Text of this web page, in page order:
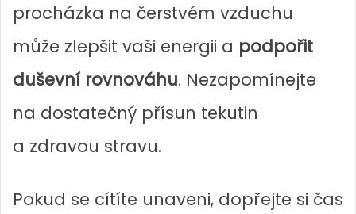
procházka na čerstvém vzduchu
může zlepšit vaši energii a podpořit
duševní rovnováhu. Nezapomínejte
na dostatečný přísun tekutin
a zdravou stravu.
Pokud se cítíte unaveni, dopřejte si čas